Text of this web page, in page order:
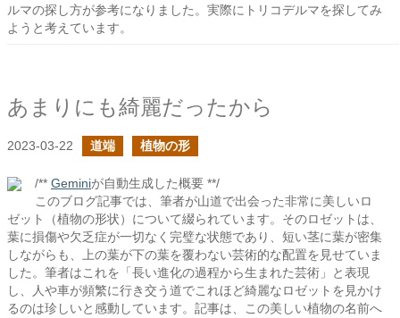
ルマの探し方が参考になりました。実際にトリコデルマを探してみ
ようと考えています。
あまりにも綺麗だったから
2023-03-22 道端 植物の形
/** Geminiが自動生成した概要 **/
このブログ記事では、筆者が山道で出会った非常に美しいロ
ゼット（植物の形状）について綴られています。そのロゼットは、
葉に損傷や欠乏症が一切なく完璧な状態であり、短い茎に葉が密集
しながらも、上の葉が下の葉を覆わない芸術的な配置を見せていま
した。筆者はこれを「長い進化の過程から生まれた芸術」と表現
し、人や車が頻繁に行き交う道でこれほど綺麗なロゼットを見かけ
るのは珍しいと感動しています。記事は、この美しい植物の名前へ